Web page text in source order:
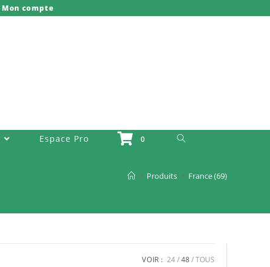
Mon compte
Espace Pro 0 Toggle Website Search
> Produits > France (69)
VOIR : 24 48 TOUS